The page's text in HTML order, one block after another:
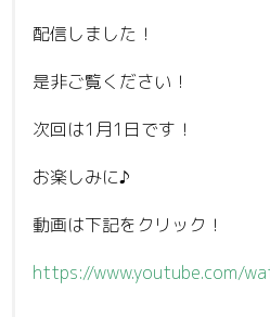
配信しました！
是非ご覧ください！
次回は1月1日です！
お楽しみに♪
動画は下記をクリック！
https://www.youtube.com/